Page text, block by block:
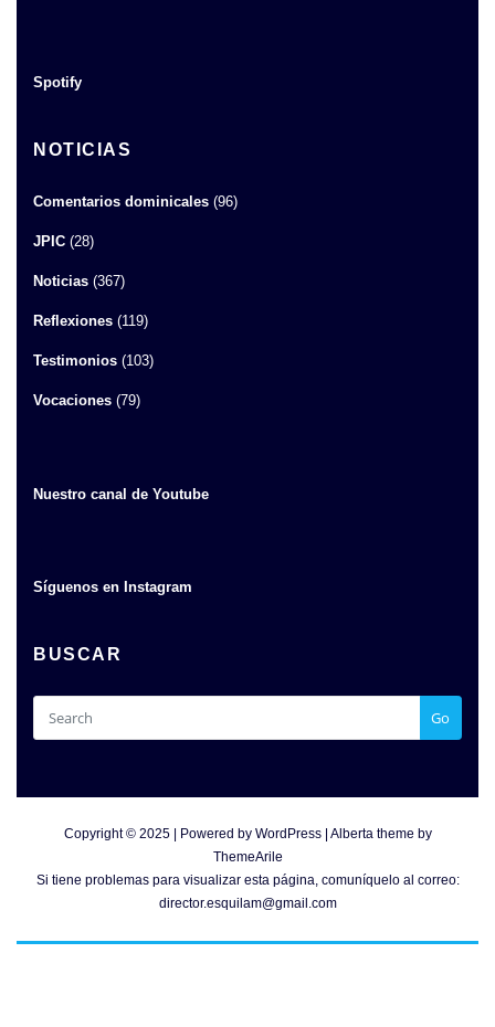
Spotify
NOTICIAS
Comentarios dominicales (96)
JPIC (28)
Noticias (367)
Reflexiones (119)
Testimonios (103)
Vocaciones (79)
Nuestro canal de Youtube
Síguenos en Instagram
BUSCAR
Go
Copyright © 2025 | Powered by WordPress
Alberta theme by
ThemeArile
Si tiene problemas para visualizar esta página, comuníquelo al correo:
director.esquilam@gmail.com